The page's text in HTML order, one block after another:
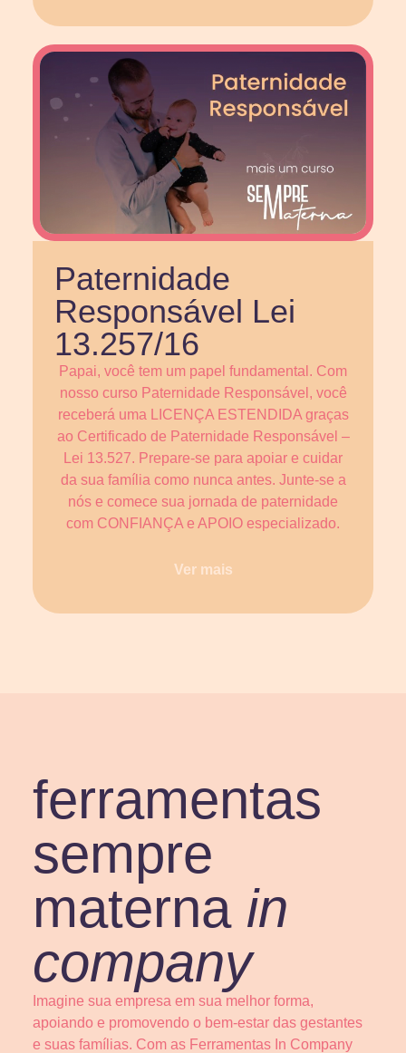
Paternidade
Responsável Lei
13.257/16
Papai, você tem um papel fundamental. Com
nosso curso Paternidade Responsável, você
receberá uma LICENÇA ESTENDIDA graças
ao Certificado de Paternidade Responsável –
Lei 13.527. Prepare-se para apoiar e cuidar
da sua família como nunca antes. Junte-se a
nós e comece sua jornada de paternidade
com CONFIANÇA e APOIO especializado.
Ver mais
ferramentas
sempre
materna in
company
Imagine sua empresa em sua melhor forma,
apoiando e promovendo o bem-estar das gestantes
e suas famílias. Com as Ferramentas In Company